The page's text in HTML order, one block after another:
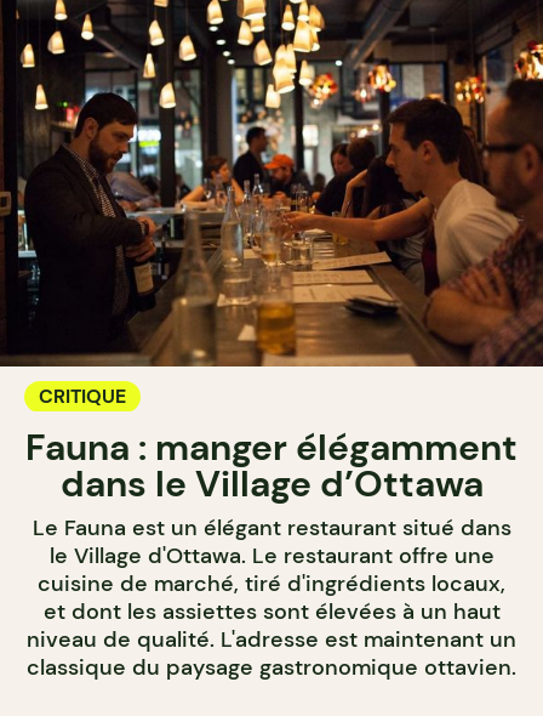
CRITIQUE
Fauna : manger élégamment
dans le Village d’Ottawa
Le Fauna est un élégant restaurant situé dans
le Village d'Ottawa. Le restaurant offre une
cuisine de marché, tiré d'ingrédients locaux,
et dont les assiettes sont élevées à un haut
niveau de qualité. L'adresse est maintenant un
classique du paysage gastronomique ottavien.